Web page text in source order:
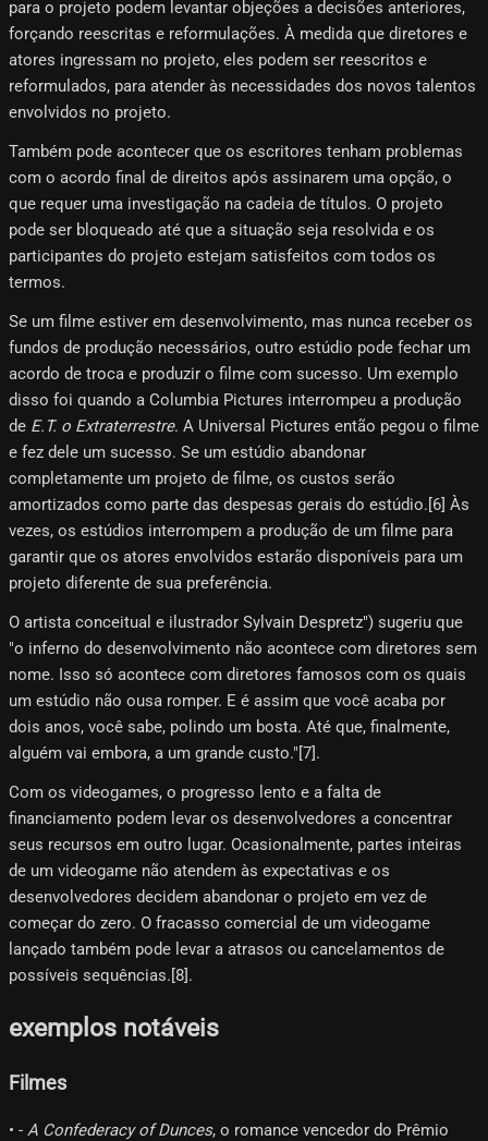
para o projeto podem levantar objeções a decisões anteriores,
forçando reescritas e reformulações. À medida que diretores e
atores ingressam no projeto, eles podem ser reescritos e
reformulados, para atender às necessidades dos novos talentos
envolvidos no projeto.
Também pode acontecer que os escritores tenham problemas
com o acordo final de direitos após assinarem uma opção, o
que requer uma investigação na cadeia de títulos. O projeto
pode ser bloqueado até que a situação seja resolvida e os
participantes do projeto estejam satisfeitos com todos os
termos.
Se um filme estiver em desenvolvimento, mas nunca receber os
fundos de produção necessários, outro estúdio pode fechar um
acordo de troca e produzir o filme com sucesso. Um exemplo
disso foi quando a Columbia Pictures interrompeu a produção
de E.T. o Extraterrestre. A Universal Pictures então pegou o filme
e fez dele um sucesso. Se um estúdio abandonar
completamente um projeto de filme, os custos serão
amortizados como parte das despesas gerais do estúdio.[6] Às
vezes, os estúdios interrompem a produção de um filme para
garantir que os atores envolvidos estarão disponíveis para um
projeto diferente de sua preferência.
O artista conceitual e ilustrador Sylvain Despretz") sugeriu que
"o inferno do desenvolvimento não acontece com diretores sem
nome. Isso só acontece com diretores famosos com os quais
um estúdio não ousa romper. E é assim que você acaba por
dois anos, você sabe, polindo um bosta. Até que, finalmente,
alguém vai embora, a um grande custo."[7]​.
Com os videogames, o progresso lento e a falta de
financiamento podem levar os desenvolvedores a concentrar
seus recursos em outro lugar. Ocasionalmente, partes inteiras
de um videogame não atendem às expectativas e os
desenvolvedores decidem abandonar o projeto em vez de
começar do zero. O fracasso comercial de um videogame
lançado também pode levar a atrasos ou cancelamentos de
possíveis sequências.[8]​.
exemplos notáveis
Filmes
• - A Confederacy of Dunces, o romance vencedor do Prêmio